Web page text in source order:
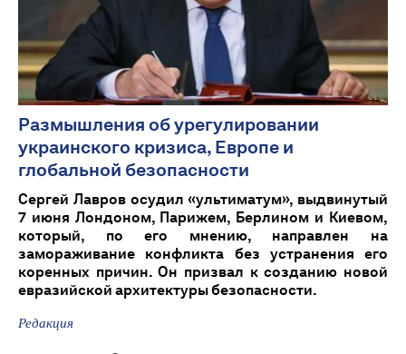
Размышления об урегулировании
украинского кризиса, Европе и
глобальной безопасности
Сергей Лавров осудил «ультиматум», выдвинутый
7 июня Лондоном, Парижем, Берлином и Киевом,
который, по его мнению, направлен на
замораживание конфликта без устранения его
коренных причин. Он призвал к созданию новой
евразийской архитектуры безопасности.
Редакция